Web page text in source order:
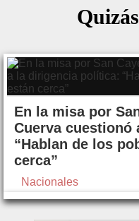
En la misa por
Cuerva
“Hablan de los
cerca”
Nacionales